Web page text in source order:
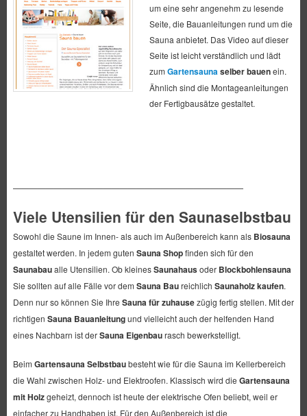
um eine sehr angenehm zu lesende
Seite, die Bauanleitungen rund um die
Sauna anbietet. Das Video auf dieser
Seite ist leicht verständlich und lädt
zum Gartensaunaselber bauenein.
Ähnlich sind die Montageanleitungen
der Fertigbausätze gestaltet.
————————————————————————————
Viele Utensilien für den Saunaselbstbau
Sowohl die Saune im Innen- als auch im Außenbereich kann als Biosauna
gestaltet werden. In jedem guten Sauna Shopfinden sich für den
Saunabaualle Utensilien. Ob kleinesSaunahausoder Blockbohlensauna
Sie sollten auf alle Fälle vor dem Sauna Baureichlich Saunaholz kaufen.
Denn nur so können Sie Ihre Sauna für zuhausezügig fertig stellen. Mit der
richtigen Sauna Bauanleitungund vielleicht auch der helfenden Hand
eines Nachbarn ist derSauna Eigenbaurasch bewerkstelligt.
Beim Gartensauna Selbstbaubesteht wie für die Sauna im Kellerbereich
die Wahl zwischen Holz- und Elektroofen. Klassisch wird die Gartensauna
mit Holzgeheizt, dennoch ist heute der elektrische Ofen beliebt, weil er
einfacher zu Handhaben ist. Für den Außenbereich ist die